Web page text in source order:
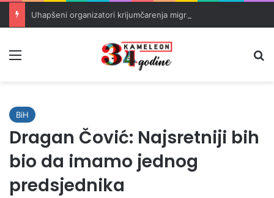
BiH
Dragan Čović: Najsretniji bih
bio da imamo jednog
predsjednika